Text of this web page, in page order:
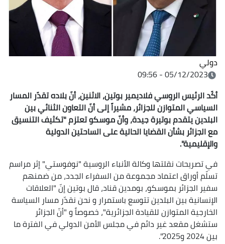
دولي
05/12/2023 - 09:56
أكّد الرئيس الروسي فلاديمير بوتين، الاثنين، أنّ بلاده تقدّر المسار
السياسي المتوازن للجزائر، مشيراً إلى أنّ التعاون الثنائي بين
البلدين يتقدم بوتيرة جيدة، وأنّ موسكو تعتزم "تكثيف التنسيق
مع الجزائر بشأن القضايا الحالية على الساحتين الدولية
والإقليمية".
في تصريحات نقلتها وكالة الأنباء الروسية "نوفوستي" إثر مراسم
تسلّم أوراق اعتماد مجموعة من السفراء الجدد، من ضمنهم
سفير الجزائر بموسكو، بومدين قناد، قال بوتين إنّ "العلاقات
الإنسانية بين البلدين تتوسع باستمرار و نحن نقدّر مسار السياسة
الخارجية المتوازن للقيادة الجزائرية"، خصوصاً و "أنّ الجزائر
ستشغل مقعد غير دائم في مجلس الأمن الدولي في الفترة ما
بين 2024 و2025".